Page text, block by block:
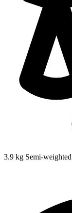
3.9 kg Semi-weighted